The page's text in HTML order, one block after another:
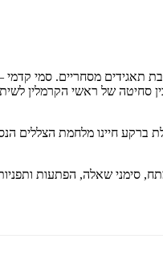
תאגידים מסחריים. סמי
סחיטה של ראשי הקרמלין
ברקע חיינו מלחמת הצללים
שאלה, הפתעות ותפניות